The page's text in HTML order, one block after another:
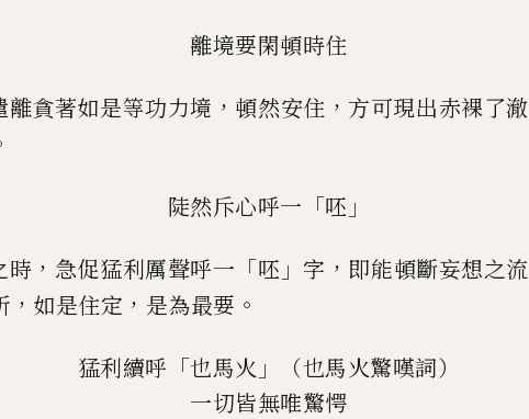
離境要閑頓時住
離貪著如是等功力境 ， 頓然安住 ， 方可現出赤裸了澈
陡然斥心呼一 「呸 」
時 ， 急促猛利厲聲呼一 「呸 」 字 ， 即能頓斷妄想之流
， 如是住定 ， 是為最要 。
猛利續呼 「也馬火 」
（也馬火驚嘆詞）
一切皆無唯驚愕